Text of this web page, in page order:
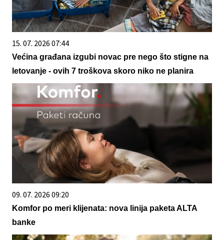
15. 07. 2026 07:44
Većina građana izgubi novac pre nego što stigne na
letovanje - ovih 7 troškova skoro niko ne planira
09. 07. 2026 09:20
Komfor po meri klijenata: nova linija paketa ALTA
banke